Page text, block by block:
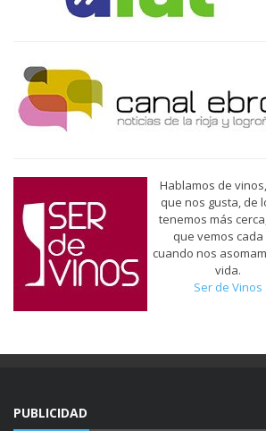
Hablamos de
que nos gusta, de
tenemos más
que vemos cada
cuando nos
vida.
Ser de Vinos
PUBLICIDAD